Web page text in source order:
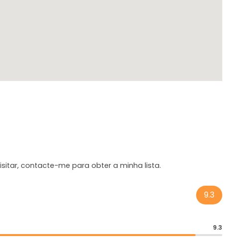
contacte-me para obter a minha lista.
9.3
9.3